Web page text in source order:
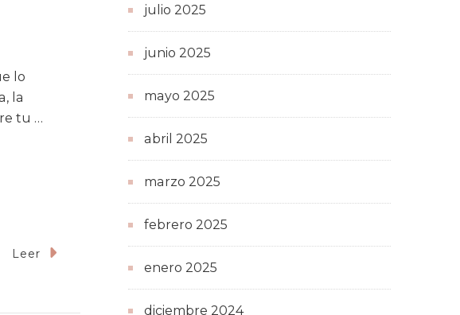
lo
la
tu …
Leer
julio 2025
junio 2025
mayo 2025
abril 2025
marzo 2025
febrero 2025
enero 2025
diciembre 2024